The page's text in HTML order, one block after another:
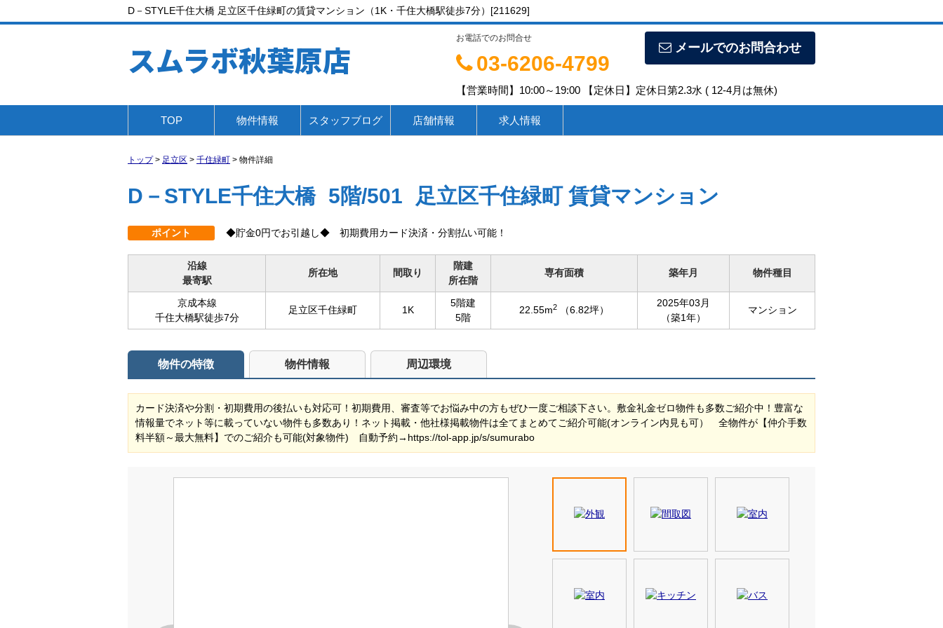
D－STYLE千住大橋 足立区千住緑町の賃貸マンション（1K・千住大橋駅徒歩7分）[211629]
スムラボ秋葉原店 メールでのお問合わせ
お電話でのお問合せ
03-6206-4799
【営業時間】10:00～19:00 【定休日】定休日第2.3水 ( 12-4月は無休)
TOP 物件情報 スタッフブログ 店舗情報 求人情報
トップ> 足立区 > 千住緑町 > 物件詳細
D－STYLE千住大橋 5階/501 足立区千住緑町 賃貸マンション
ポイント ◆貯金0円でお引越し◆ 初期費用カード決済・分割払い可能！
沿線
最寄駅
所在地 間取り
階建
所在階
専有面積 築年月 物件種目
京成本線
千住大橋駅徒歩7分
足立区千住緑町 1K
5階建
5階
22.55m2 （6.82坪）
2025年03月
（築1年）
マンション
物件の特徴 物件情報 周辺環境
カード決済や分割・初期費用の後払いも対応可！初期費用、審査等でお悩み中の方もぜひ一度ご相談下さい。敷金礼金ゼロ物件も多数ご紹介中！豊富な
情報量でネット等に載っていない物件も多数あり！ネット掲載・他社様掲載物件は全てまとめてご紹介可能(オンライン内見も可） 全物件が【仲介手数
料半額～最大無料】でのご紹介も可能(対象物件) 自動予約→https://tol-app.jp/s/sumurabo